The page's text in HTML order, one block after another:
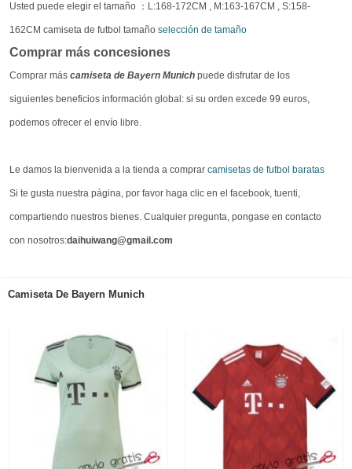
Usted puede elegir el tamaño ：L:168-172CM , M:163-167CM , S:158-
162CM camiseta de futbol tamaño selección de tamaño
Comprar más concesiones
Comprar más camiseta de Bayern Munich puede disfrutar de los
siguientes beneficios información global: si su orden excede 99 euros,
podemos ofrecer el envío libre.
Le damos la bienvenida a la tienda a comprar camisetas de futbol baratas
Si te gusta nuestra página, por favor haga clic en el facebook, tuenti,
compartiendo nuestros bienes. Cualquier pregunta, pongase en contacto
con nosotros:daihuiwang@gmail.com
Camiseta De Bayern Munich